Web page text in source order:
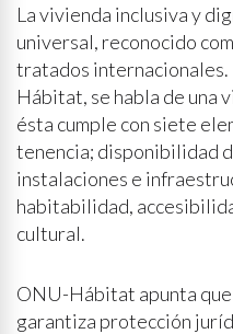
La vivienda inclusiva y
universal, reconocido
tratados
Hábitat, se habla de una
ésta cumple con siete
tenencia; disponibilidad
instalaciones e
habitabilidad,
cultural.
ONU-Hábitat apunta
garantiza protección